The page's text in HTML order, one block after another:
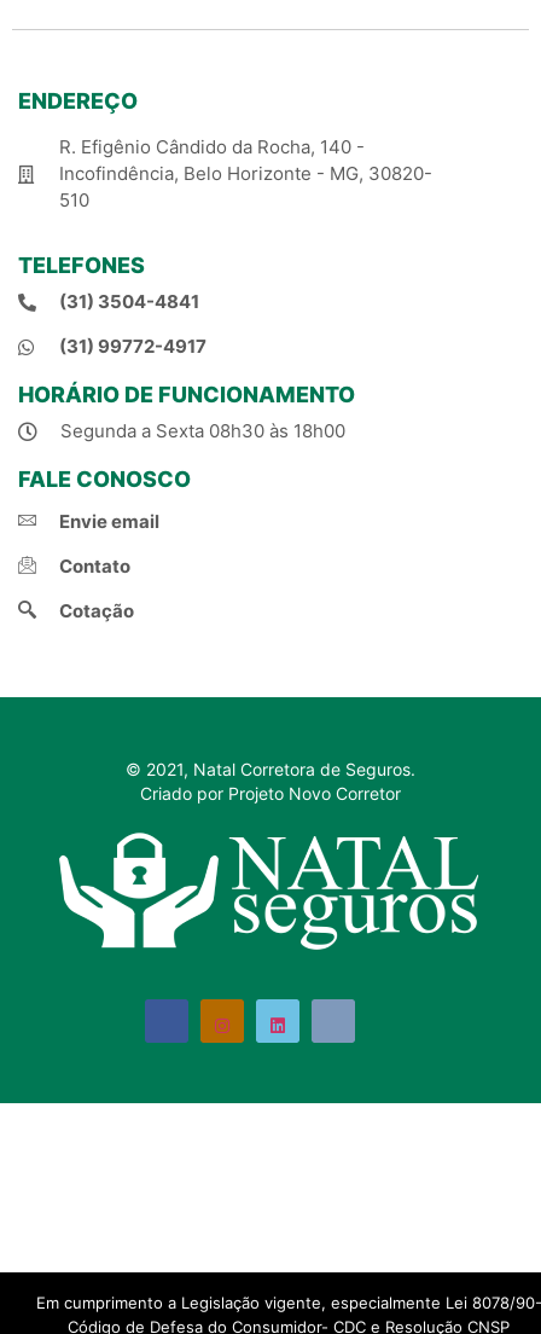
ENDEREÇO
R. Efigênio Cândido da Rocha, 140 -
Incofindência, Belo Horizonte - MG, 30820-
510
TELEFONES
(31) 3504-4841
(31) 99772-4917
HORÁRIO DE FUNCIONAMENTO
Segunda a Sexta 08h30 às 18h00
FALE CONOSCO
Envie email
Contato
Cotação
© 2021, Natal Corretora de Seguros.
Criado por Projeto Novo Corretor
Em cumprimento a Legislação vigente, especialmente Lei 8078/90-
Código de Defesa do Consumidor- CDC e Resolução CNSP